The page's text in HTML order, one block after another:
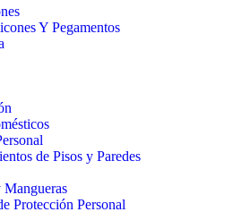
Y Pegamentos
de Pisos y Paredes
Mangueras
Protección Personal